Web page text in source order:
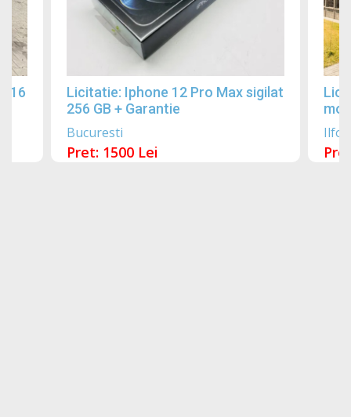
Licitatie: Iphone 12 Pro Max sigilat
256 GB + Garantie
Bucuresti
Pret: 1500 Lei
Ilfov